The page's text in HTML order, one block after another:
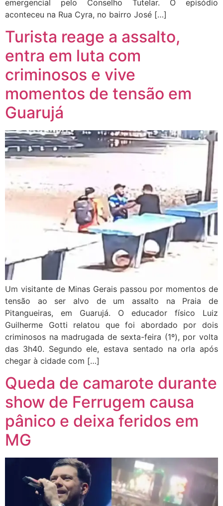
emergencial pelo Conselho Tutelar. O episódio
aconteceu na Rua Cyra, no bairro José […]
Turista reage a assalto,
entra em luta com
criminosos e vive
momentos de tensão em
Guarujá
Um visitante de Minas Gerais passou por momentos de
tensão ao ser alvo de um assalto na Praia de
Pitangueiras, em Guarujá. O educador físico Luiz
Guilherme Gotti relatou que foi abordado por dois
criminosos na madrugada de sexta-feira (1º), por volta
das 3h40. Segundo ele, estava sentado na orla após
chegar à cidade com […]
Queda de camarote durante
show de Ferrugem causa
pânico e deixa feridos em
MG